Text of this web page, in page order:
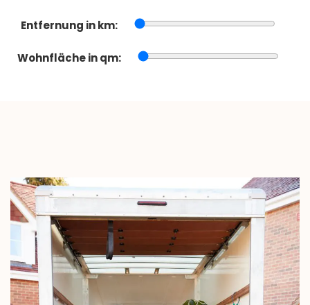
Entfernung in km:
Wohnfläche in qm: